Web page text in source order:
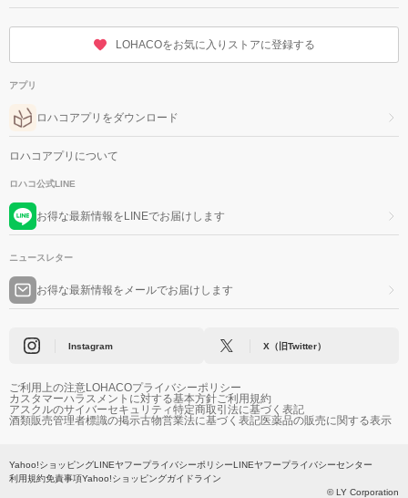
LOHACOをお気に入りストアに登録する
アプリ
ロハコアプリをダウンロード
ロハコアプリについて
ロハコ公式LINE
お得な最新情報をLINEでお届けします
ニュースレター
お得な最新情報をメールでお届けします
Instagram X（旧Twitter）
ご利用上の注意LOHACOプライバシーポリシー
カスタマーハラスメントに対する基本方針ご利用規約
アスクルのサイバーセキュリティ特定商取引法に基づく表記
酒類販売管理者標識の掲示古物営業法に基づく表記医薬品の販売に関する表示
Yahoo!ショッピングLINEヤフープライバシーポリシーLINEヤフープライバシーセンター
利用規約免責事項Yahoo!ショッピングガイドライン
© LY Corporation